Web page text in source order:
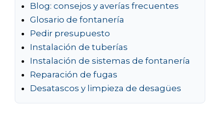
Blog: consejos y averías frecuentes
Glosario de fontanería
Pedir presupuesto
Instalación de tuberías
Instalación de sistemas de fontanería
Reparación de fugas
Desatascos y limpieza de desagües